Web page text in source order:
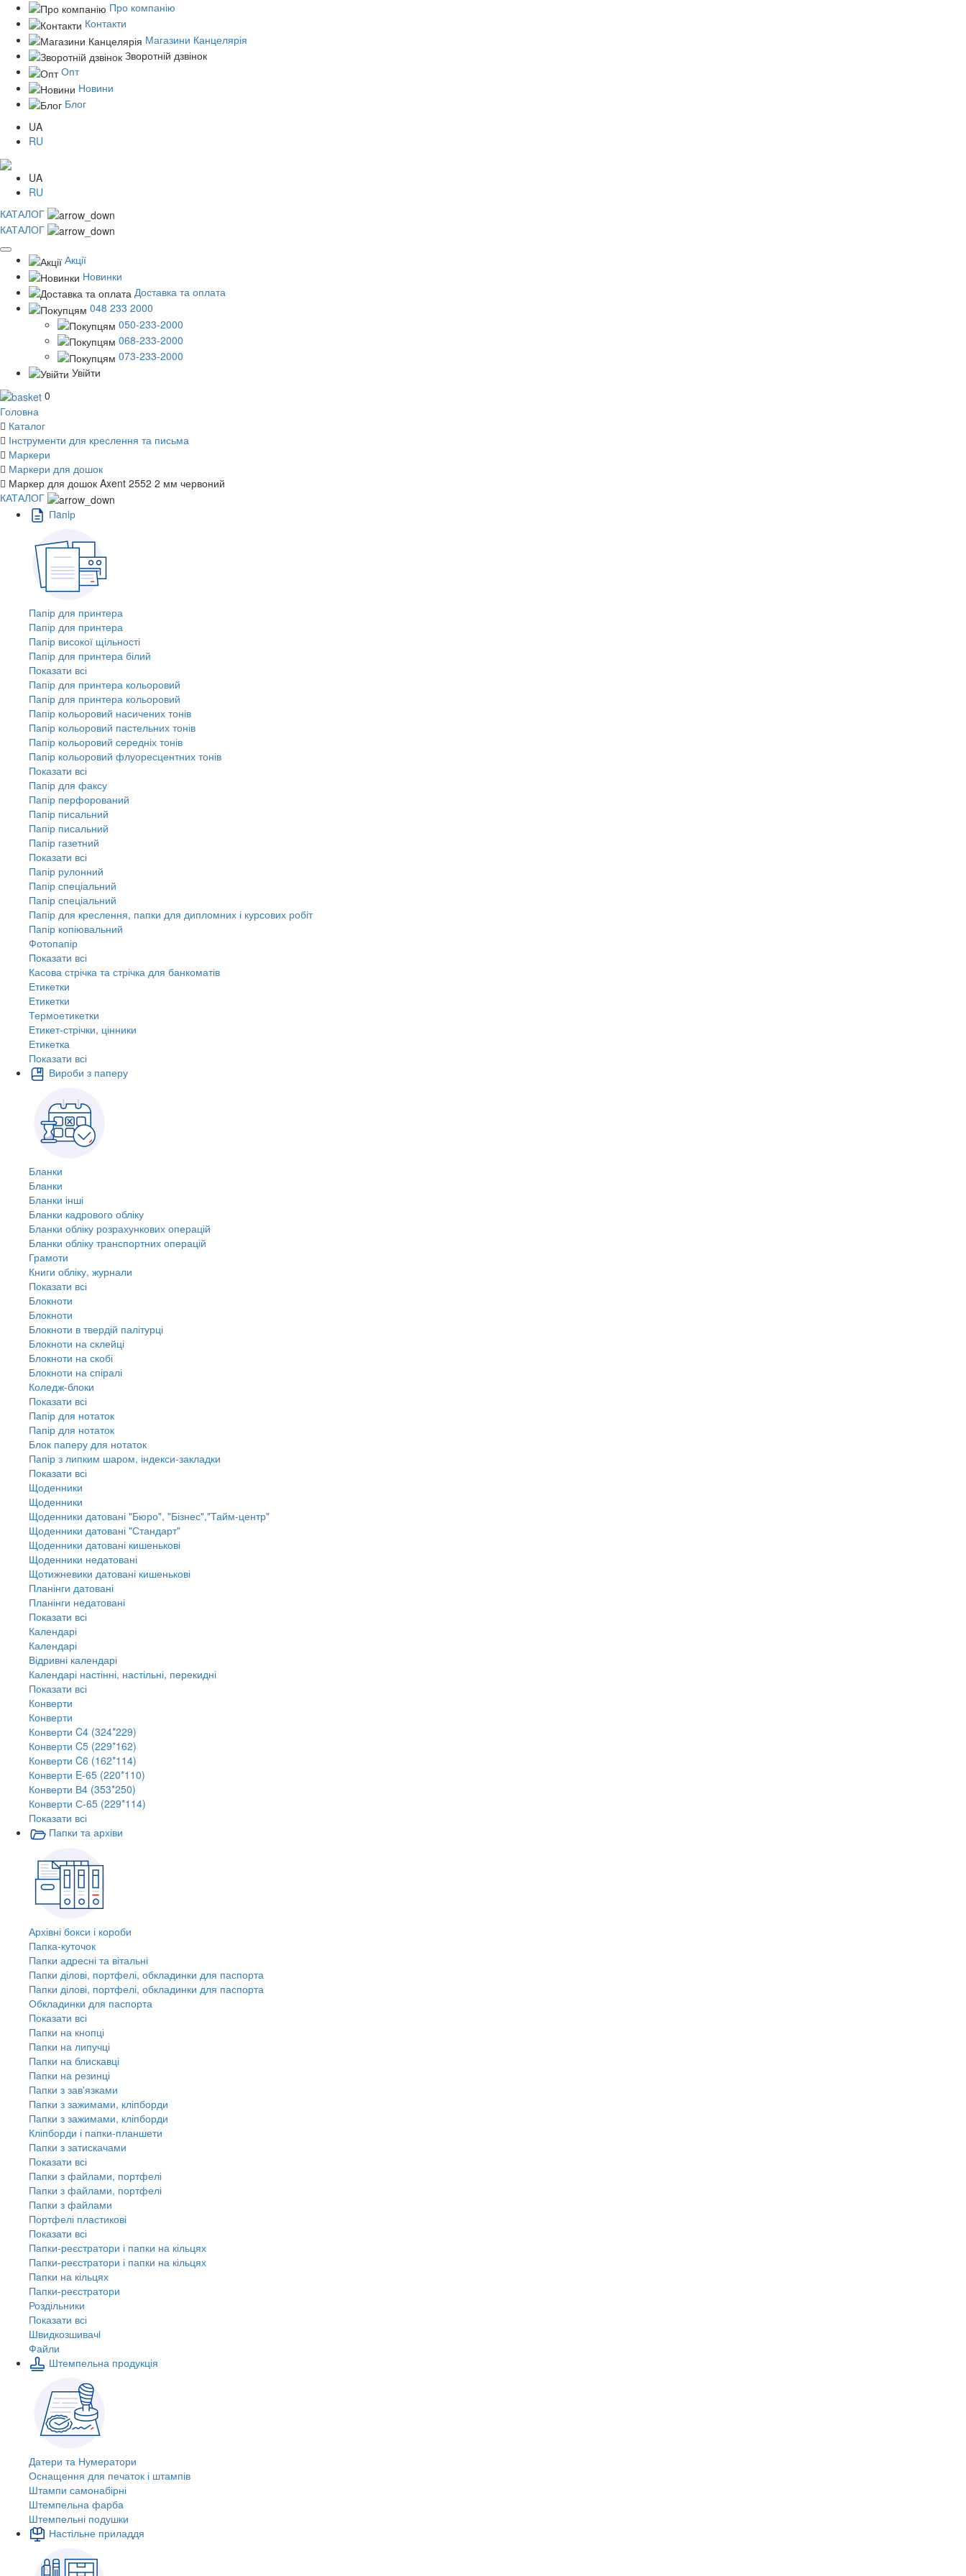
Про компанію
Контакти
Магазини Канцелярія
Зворотній дзвінок
Опт
Новини
Блог
UA
RU
UA
RU
КАТАЛОГ
КАТАЛОГ
Акції
Новинки
Доставка та оплата
048 233 2000
050-233-2000
068-233-2000
073-233-2000
Увійти
0
Головна
Каталог
Інструменти для креслення та письма
Маркери
Маркери для дошок
Маркер для дошок Axent 2552 2 мм червоний
КАТАЛОГ
Пaпiр
Папір для принтера
Папір для принтера
Папір високої щільності
Папір для принтера білий
Показати всі
Папір для принтера кольоровий
Папір для принтера кольоровий
Папір кольоровий насичених тонів
Папір кольоровий пастельних тонів
Папір кольоровий середніх тонів
Папір кольоровий флуоресцентних тонів
Показати всі
Папір для факсу
Папір перфорований
Папір писальний
Папір писальний
Папір газетний
Показати всі
Папір рулонний
Папір спеціальний
Папір спеціальний
Папір для креслення, папки для дипломних і курсових робіт
Папір копіювальний
Фотопапір
Показати всі
Касова стрічка та стрічка для банкоматів
Етикетки
Етикетки
Термоетикетки
Етикет-стрічки, цінники
Етикетка
Показати всі
Вироби з паперу
Бланки
Бланки
Бланки інші
Бланки кадрового обліку
Бланки обліку розрахункових операцій
Бланки обліку транспортних операцій
Грамоти
Книги обліку, журнали
Показати всі
Блокноти
Блокноти
Блокноти в твердій палітурці
Блокноти на склейці
Блокноти на скобі
Блокноти на спіралі
Коледж-блоки
Показати всі
Папір для нотаток
Папір для нотаток
Блок паперу для нотаток
Папір з липким шаром, індекси-закладки
Показати всі
Щоденники
Щоденники
Щоденники датовані "Бюро", "Бізнес","Тайм-центр"
Щоденники датовані "Стандарт"
Щоденники датовані кишенькові
Щоденники недатовані
Щотижневики датовані кишенькові
Планінги датовані
Планінги недатовані
Показати всі
Календарі
Календарі
Відривні календарі
Календарі настінні, настільні, перекидні
Показати всі
Конверти
Конверти
Конверти C4 (324*229)
Конверти C5 (229*162)
Конверти C6 (162*114)
Конверти E-65 (220*110)
Конверти В4 (353*250)
Конверти С-65 (229*114)
Показати всі
Папки та архіви
Архівні бокси і короби
Папка-куточок
Папки адресні та вітальні
Папки ділові, портфелі, обкладинки для паспорта
Папки ділові, портфелі, обкладинки для паспорта
Обкладинки для паспорта
Показати всі
Папки на кнопці
Папки на липучці
Папки на блискавці
Папки на резинці
Папки з зав'язками
Папки з зажимами, кліпборди
Папки з зажимами, кліпборди
Кліпборди і папки-планшети
Папки з затискачами
Показати всі
Папки з файлами, портфелі
Папки з файлами, портфелі
Папки з файлами
Портфелі пластикові
Показати всі
Папки-реєстратори і папки на кільцях
Папки-реєстратори і папки на кільцях
Папки на кільцях
Папки-реєстратори
Роздільники
Показати всі
Швидкозшивачi
Файли
Штемпельна продукція
Датери та Нумератори
Оснащення для печаток і штампів
Штампи самонабірні
Штемпельна фарба
Штемпельні подушки
Настільне приладдя